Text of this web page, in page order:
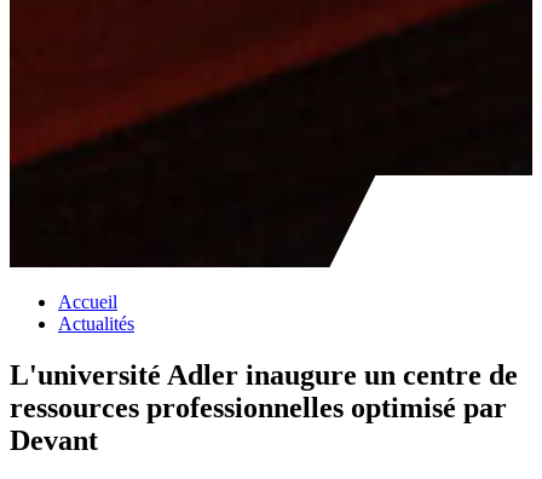
Accueil
Actualités
L'université Adler inaugure un centre de
ressources professionnelles optimisé par
Devant